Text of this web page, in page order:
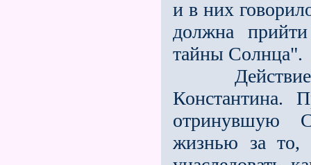
и в них
должна
тайны Солнца".
Действие
Константина.
отринув­шую
жизнью за то,